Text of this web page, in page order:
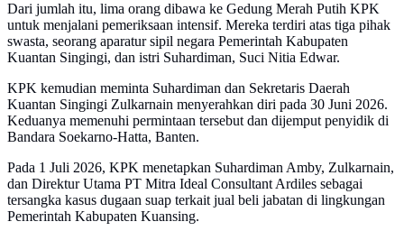
Dari jumlah itu, lima orang dibawa ke Gedung Merah Putih KPK
untuk menjalani pemeriksaan intensif. Mereka terdiri atas tiga pihak
swasta, seorang aparatur sipil negara Pemerintah Kabupaten
Kuantan Singingi, dan istri Suhardiman, Suci Nitia Edwar.
KPK kemudian meminta Suhardiman dan Sekretaris Daerah
Kuantan Singingi Zulkarnain menyerahkan diri pada 30 Juni 2026.
Keduanya memenuhi permintaan tersebut dan dijemput penyidik di
Bandara Soekarno-Hatta, Banten.
Pada 1 Juli 2026, KPK menetapkan Suhardiman Amby, Zulkarnain,
dan Direktur Utama PT Mitra Ideal Consultant Ardiles sebagai
tersangka kasus dugaan suap terkait jual beli jabatan di lingkungan
Pemerintah Kabupaten Kuansing.